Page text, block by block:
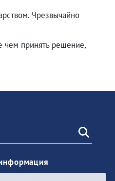
Чрезвычайно
чем принять решение,